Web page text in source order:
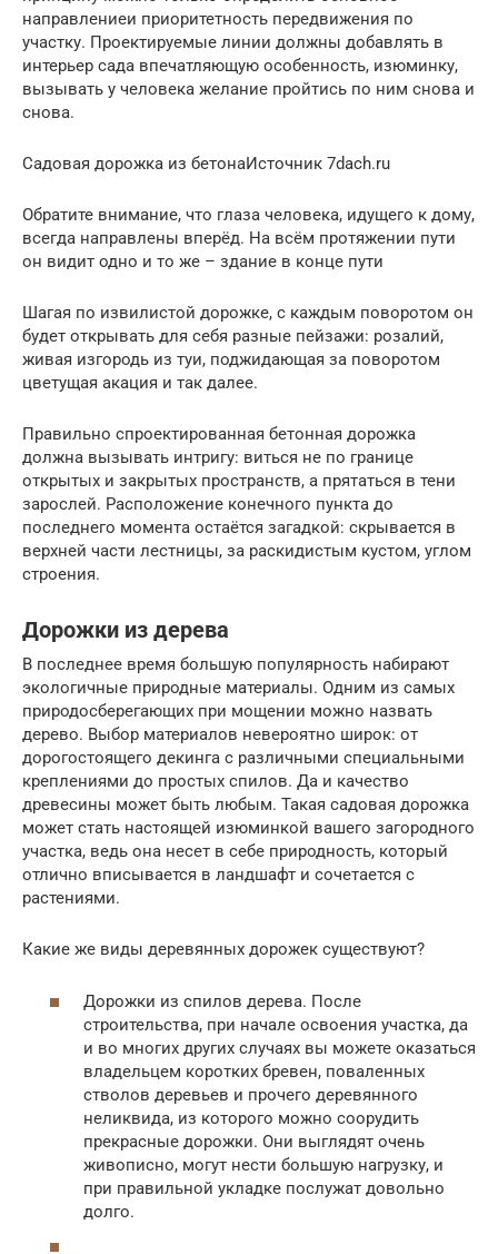
направлениеи приоритетность передвижения по
участку. Проектируемые линии должны добавлять в
интерьер сада впечатляющую особенность, изюминку,
вызывать у человека желание пройтись по ним снова и
снова.
Садовая дорожка из бетонаИсточник 7dach.ru
Обратите внимание, что глаза человека, идущего к дому,
всегда направлены вперёд. На всём протяжении пути
он видит одно и то же – здание в конце пути
Шагая по извилистой дорожке, с каждым поворотом он
будет открывать для себя разные пейзажи: розалий,
живая изгородь из туи, поджидающая за поворотом
цветущая акация и так далее.
Правильно спроектированная бетонная дорожка
должна вызывать интригу: виться не по границе
открытых и закрытых пространств, а прятаться в тени
зарослей. Расположение конечного пункта до
последнего момента остаётся загадкой: скрывается в
верхней части лестницы, за раскидистым кустом, углом
строения.
Дорожки из дерева
В последнее время большую популярность набирают
экологичные природные материалы. Одним из самых
природосберегающих при мощении можно назвать
дерево. Выбор материалов невероятно широк: от
дорогостоящего декинга с различными специальными
креплениями до простых спилов. Да и качество
древесины может быть любым. Такая садовая дорожка
может стать настоящей изюминкой вашего загородного
участка, ведь она несет в себе природность, который
отлично вписывается в ландшафт и сочетается с
растениями.
Какие же виды деревянных дорожек существуют?
Дорожки из спилов дерева. После
строительства, при начале освоения участка, да
и во многих других случаях вы можете оказаться
владельцем коротких бревен, поваленных
стволов деревьев и прочего деревянного
неликвида, из которого можно соорудить
прекрасные дорожки. Они выглядят очень
живописно, могут нести большую нагрузку, и
при правильной укладке послужат довольно
долго.